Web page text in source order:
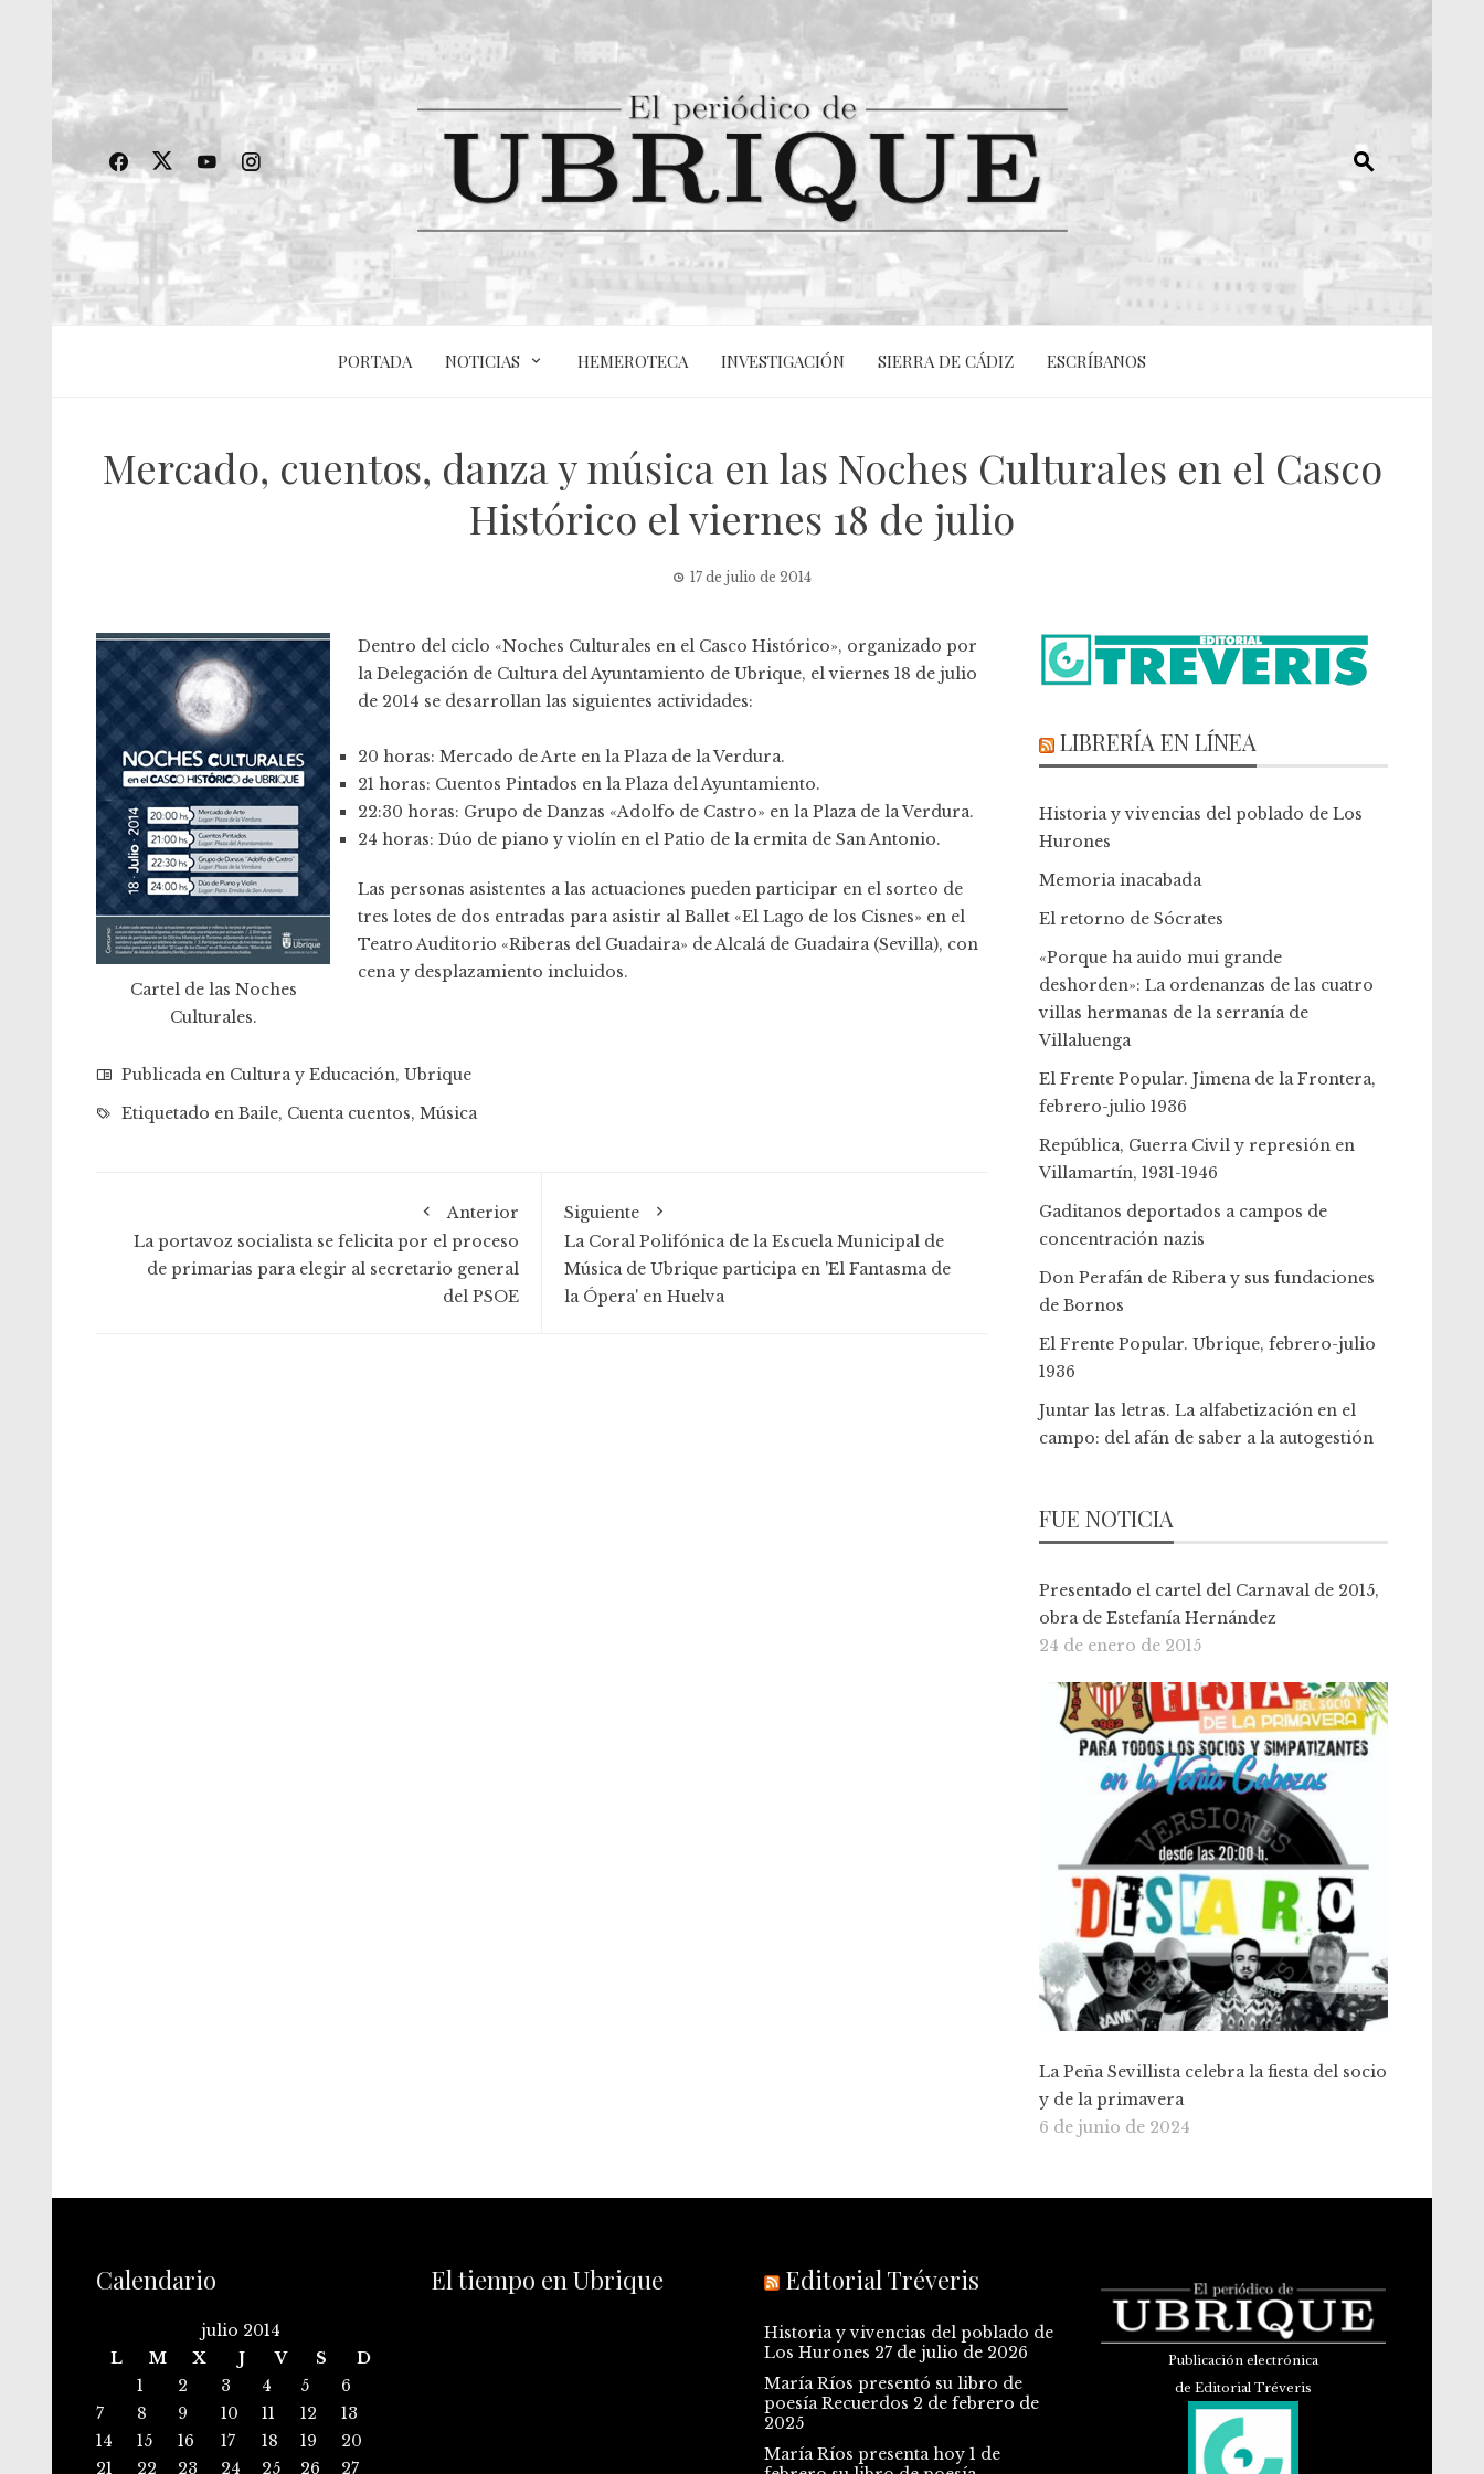
PORTADA NOTICIAS HEMEROTECA INVESTIGACIÓN SIERRA DE CÁDIZ ESCRÍBANOS
Mercado, cuentos, danza y música en las Noches Culturales en el Casco
Histórico el viernes 18 de julio
17 de julio de 2014
Cartel de las Noches
Culturales.
Dentro del ciclo «Noches Culturales en el Casco Histórico», organizado por
la Delegación de Cultura del Ayuntamiento de Ubrique, el viernes 18 de julio
de 2014 se desarrollan las siguientes actividades:
20 horas: Mercado de Arte en la Plaza de la Verdura.
21 horas: Cuentos Pintados en la Plaza del Ayuntamiento.
22:30 horas: Grupo de Danzas «Adolfo de Castro» en la Plaza de la Verdura.
24 horas: Dúo de piano y violín en el Patio de la ermita de San Antonio.
Las personas asistentes a las actuaciones pueden participar en el sorteo de
tres lotes de dos entradas para asistir al Ballet «El Lago de los Cisnes» en el
Teatro Auditorio «Riberas del Guadaira» de Alcalá de Guadaira (Sevilla), con
cena y desplazamiento incluidos.
Publicada en Cultura y Educación, Ubrique
Etiquetado en Baile, Cuenta cuentos, Música
Anterior
La portavoz socialista se felicita por el proceso
de primarias para elegir al secretario general
del PSOE
Siguiente
La Coral Polifónica de la Escuela Municipal de
Música de Ubrique participa en 'El Fantasma de
la Ópera' en Huelva
LIBRERÍA EN LÍNEA
Historia y vivencias del poblado de Los
Hurones
Memoria inacabada
El retorno de Sócrates
«Porque ha auido mui grande
deshorden»: La ordenanzas de las cuatro
villas hermanas de la serranía de
Villaluenga
El Frente Popular. Jimena de la Frontera,
febrero-julio 1936
República, Guerra Civil y represión en
Villamartín, 1931-1946
Gaditanos deportados a campos de
concentración nazis
Don Perafán de Ribera y sus fundaciones
de Bornos
El Frente Popular. Ubrique, febrero-julio
1936
Juntar las letras. La alfabetización en el
campo: del afán de saber a la autogestión
FUE NOTICIA
Presentado el cartel del Carnaval de 2015,
obra de Estefanía Hernández
24 de enero de 2015
La Peña Sevillista celebra la fiesta del socio
y de la primavera
6 de junio de 2024
Calendario
julio 2014
L
M X J V S
D
1
2 3 4 5
6
7
8 9 10 11 12
13
14
15 16 17 18 19
20
21
22 23 24 25 26 27
El tiempo en Ubrique Editorial Tréveris
Historia y vivencias del poblado de
Los Hurones 27 de julio de 2026
María Ríos presentó su libro de
poesía Recuerdos 2 de febrero de
2025
María Ríos presenta hoy 1 de
Publicación electrónica
de Editorial Tréveris